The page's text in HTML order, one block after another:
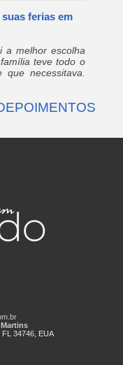
ferias em
a melhor escolha
teve todo o
necessitava.
Martins
34746, EUA